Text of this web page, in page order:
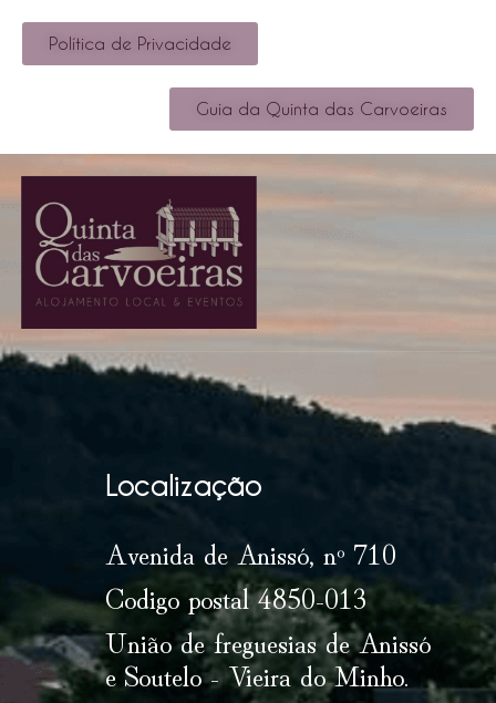
Política de Privacidade
Guia da Quinta das Carvoeiras
Localização
Avenida de Anissó, nº 710
Codigo postal 4850-013
União de freguesias de Anissó
e Soutelo - Vieira do Minho.